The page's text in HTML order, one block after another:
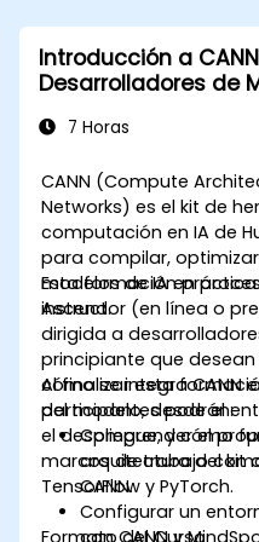
Introducción a
Desarrolladores de
7 Horas
CANN (Compute
Networks) es el kit de
computación en IA de
para compilar,
modelos de IA en
Ascend.
Esta formación
instructor (en línea o
dirigida a
principiante que
cómo se integra CANN
del modelo, desde el
el despliegue, y cómo
marcos de trabajo
TensorFlow y PyTorch.
Al finalizar esta
participantes podrán:
Comprender el
arquitectura del kit
CANN.
Configurar un
con CANN y
Formato del Curso